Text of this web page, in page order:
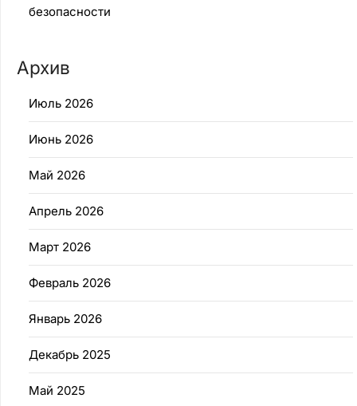
безопасности
Архив
Июль 2026
Июнь 2026
Май 2026
Апрель 2026
Март 2026
Февраль 2026
Январь 2026
Декабрь 2025
Май 2025